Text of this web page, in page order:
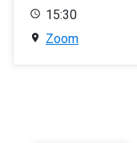
15:30
Zoom